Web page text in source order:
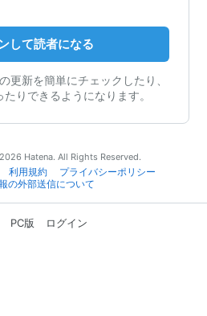
して読者になる
更新を簡単にチェックしたり、
りできるようになります。
Hatena. All Rights Reserved.
利用規約
プライバシーポリシー
の外部送信について
PC版 ログイン